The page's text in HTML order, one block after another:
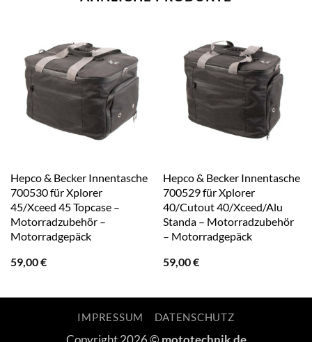
Hepco & Becker Innentasche
700530 für Xplorer
45/Xceed 45 Topcase –
Motorradzubehör –
Motorradgepäck
59,00€
Hepco & Becker Innentasche
700529 für Xplorer
40/Cutout 40/Xceed/Alu
Standa – Motorradzubehör
– Motorradgepäck
59,00€
IMPRESSUM DATENSCHUTZ